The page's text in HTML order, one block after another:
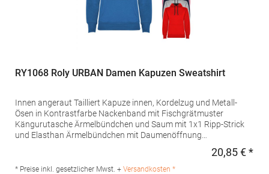
RY1068 Roly URBAN Damen Kapuzen Sweatshirt
Innen angeraut Tailliert Kapuze innen, Kordelzug und Metall-
Ösen in Kontrastfarbe Nackenband mit Fischgrätmuster
Kängurutasche Ärmelbündchen und Saum mit 1x1 Ripp-Strick
und Elasthan Ärmelbündchen mit Daumenöffnung
waschbarGrammatur: 280 g/m²Materialzusammensetzung:
50% Polyester / 50% Baumwolle (Grey Heather: 55% Baumwolle
20,85 € *
* Preise inkl. gesetzlicher Mwst. + Versandkosten *